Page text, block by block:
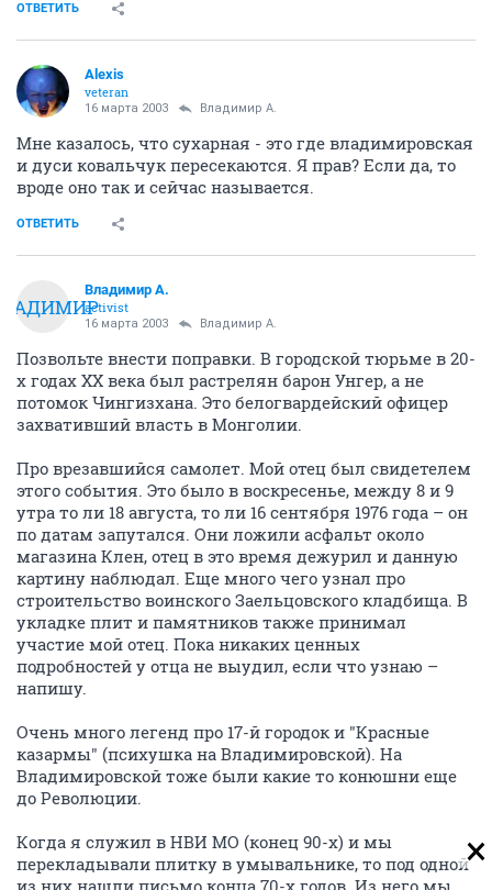
ОТВЕТИТЬ
Alexis
veteran
16 марта 2003 Владимир А.
Мне казалось, что сухарная - это где владимировская
и дуси ковальчук пересекаются. Я прав? Если да, то
вроде оно так и сейчас называется.
ОТВЕТИТЬ
Владимир А.
activist
16 марта 2003 Владимир А.
Позвольте внести поправки. В городской тюрьме в 20-
х годах ХХ века был растрелян барон Унгер, а не
потомок Чингизхана. Это белогвардейский офицер
захвативший власть в Монголии.
Про врезавшийся самолет. Мой отец был свидетелем
этого события. Это было в воскресенье, между 8 и 9
утра то ли 18 августа, то ли 16 сентября 1976 года – он
по датам запутался. Они ложили асфальт около
магазина Клен, отец в это время дежурил и данную
картину наблюдал. Еще много чего узнал про
строительство воинского Заельцовского кладбища. В
укладке плит и памятников также принимал
участие мой отец. Пока никаких ценных
подробностей у отца не выудил, если что узнаю –
напишу.
Очень много легенд про 17-й городок и "Красные
казармы" (психушка на Владимировской). На
Владимировской тоже были какие то конюшни еще
до Революции.
Когда я служил в НВИ МО (конец 90-х) и мы
перекладывали плитку в умывальнике, то под одной
из них нашли письмо конца 70-х годов. Из него мы